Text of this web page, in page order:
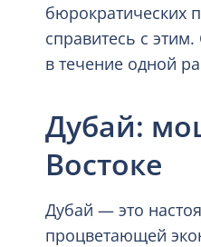
бюрократических
справитесь с
в течение одной
Дубай:
Востоке
Дубай — это
процветающей